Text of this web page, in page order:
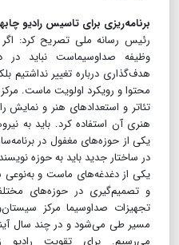
برنامه‌ریزی برای تاسیس رادیو
رئیس رسانه ملی تصریح کرد:
وظیفه صداوسیماست نباید در
هدف‌گذاری درباره تغییر
محتوا و رویکرد اولویت ماست.
تئاتر و استعداد‌های هنر و نمایش
هنری آن استفاده کرد. باید به
یکی از حوزه‌های مغفول در
در ساختار جدید باید به حوزه
یکی از دغدغه‌های ماست و
و تصمیم‌گیری در حوزه‌های
تجهیزات صداوسیما مرکز
مسیر طی می‌شود و در چند سال
می‌رسیم. برای تقویت